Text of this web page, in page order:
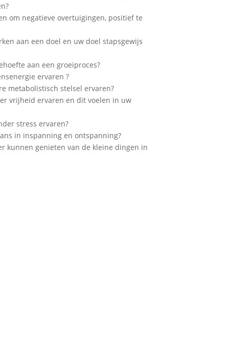
om negatieve overtuigingen, positief te
aan een doel en uw doel stapsgewijs
aan een groeiproces?
ervaren ?
metabolistisch stelsel ervaren?
vrijheid ervaren en dit voelen in uw
stress ervaren?
in inspanning en ontspanning?
kunnen genieten van de kleine dingen in